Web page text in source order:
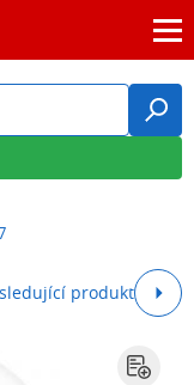
produkt